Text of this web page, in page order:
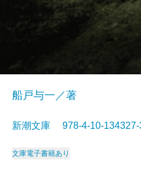
船戸与一／著
新潮文庫 978-4-10-
文庫電子書籍あり